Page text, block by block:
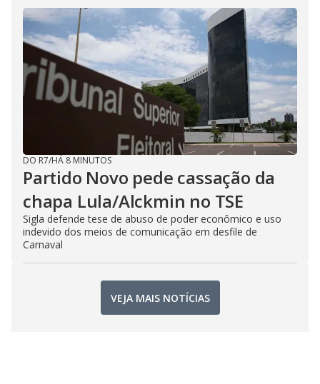
DO R7/HÁ 8 MINUTOS
Partido Novo pede cassação da
chapa Lula/Alckmin no TSE
Sigla defende tese de abuso de poder econômico e uso
indevido dos meios de comunicação em desfile de
Carnaval
VEJA MAIS NOTÍCIAS